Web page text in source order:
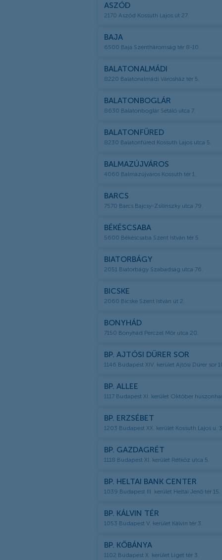
ASZÓD
2170 Aszód Kossuth Lajos út 27.
BAJA
6500 Baja Szentháromság tér 8-10.
BALATONALMÁDI
8220 Balatonalmádi Városház tér 5.
BALATONBOGLÁR
8630 Balatonboglár Sétáló utca 7.
BALATONFÜRED
8230 Balatonfüred Kossuth Lajos utca 5.
BALMAZÚJVÁROS
4060 Balmazújváros Kossuth tér 1.
BARCS
7570 Barcs Bajcsy-Zsilinszky utca 79.
BÉKÉSCSABA
5600 Békéscsaba Szent István tér 5.
BIATORBÁGY
2051 Biatorbágy Szabadság utca 76.
BICSKE
2060 Bicske Szent István út 2.
BONYHÁD
7150 Bonyhád Perczel Mór utca 20.
BP. AJTÓSI DÜRER SOR
1146 Budapest XIV. kerület Ajtósi Dürer sor
BP. ALLEE
1117 Budapest XI. kerület Október
BP. ERZSÉBET
1203 Budapest XX. kerület Kossuth Lajos u.
BP. GAZDAGRÉT
1118 Budapest XI. kerület Rétköz utca 5.
BP. HELTAI BANK CENTER
1039 Budapest III. kerület Heltai Jenő tér 15.
BP. KÁLVIN TÉR
1053 Budapest V. kerület Kálvin tér 3.
BP. KŐBÁNYA
1102 Budapest X. kerület Liget tér 3.